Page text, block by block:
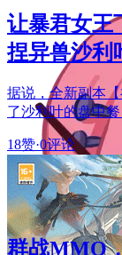
让暴君女王
捏异兽沙利
据说，全新副本
了沙利叶的盘中餐
18赞·0评论
群战MMO